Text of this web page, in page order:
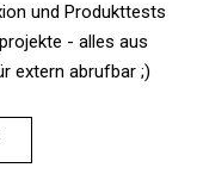
und Produkttests
- alles aus
extern abrufbar ;)